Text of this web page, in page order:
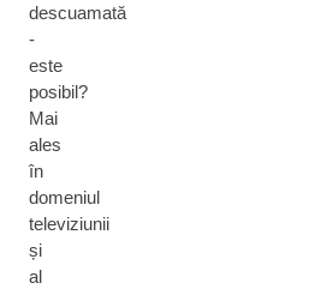
descuamată
-
este
posibil?
Mai
ales
în
domeniul
televiziunii
și
al